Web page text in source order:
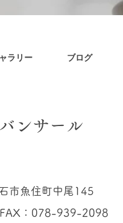
ラリー ブログ
ンサール
市魚住町中尾145
：078-939-2098